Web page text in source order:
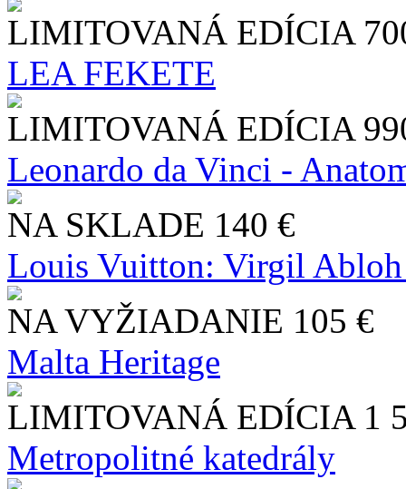
LIMITOVANÁ EDÍCIA
LEA FEKETE
LIMITOVANÁ EDÍCIA
Leonardo da Vinci -
NA SKLADE 140 €
Louis Vuitton: Virgil
NA VYŽIADANIE 105 €
Malta Heritage
LIMITOVANÁ EDÍCIA 1
Metropolitné katedrály